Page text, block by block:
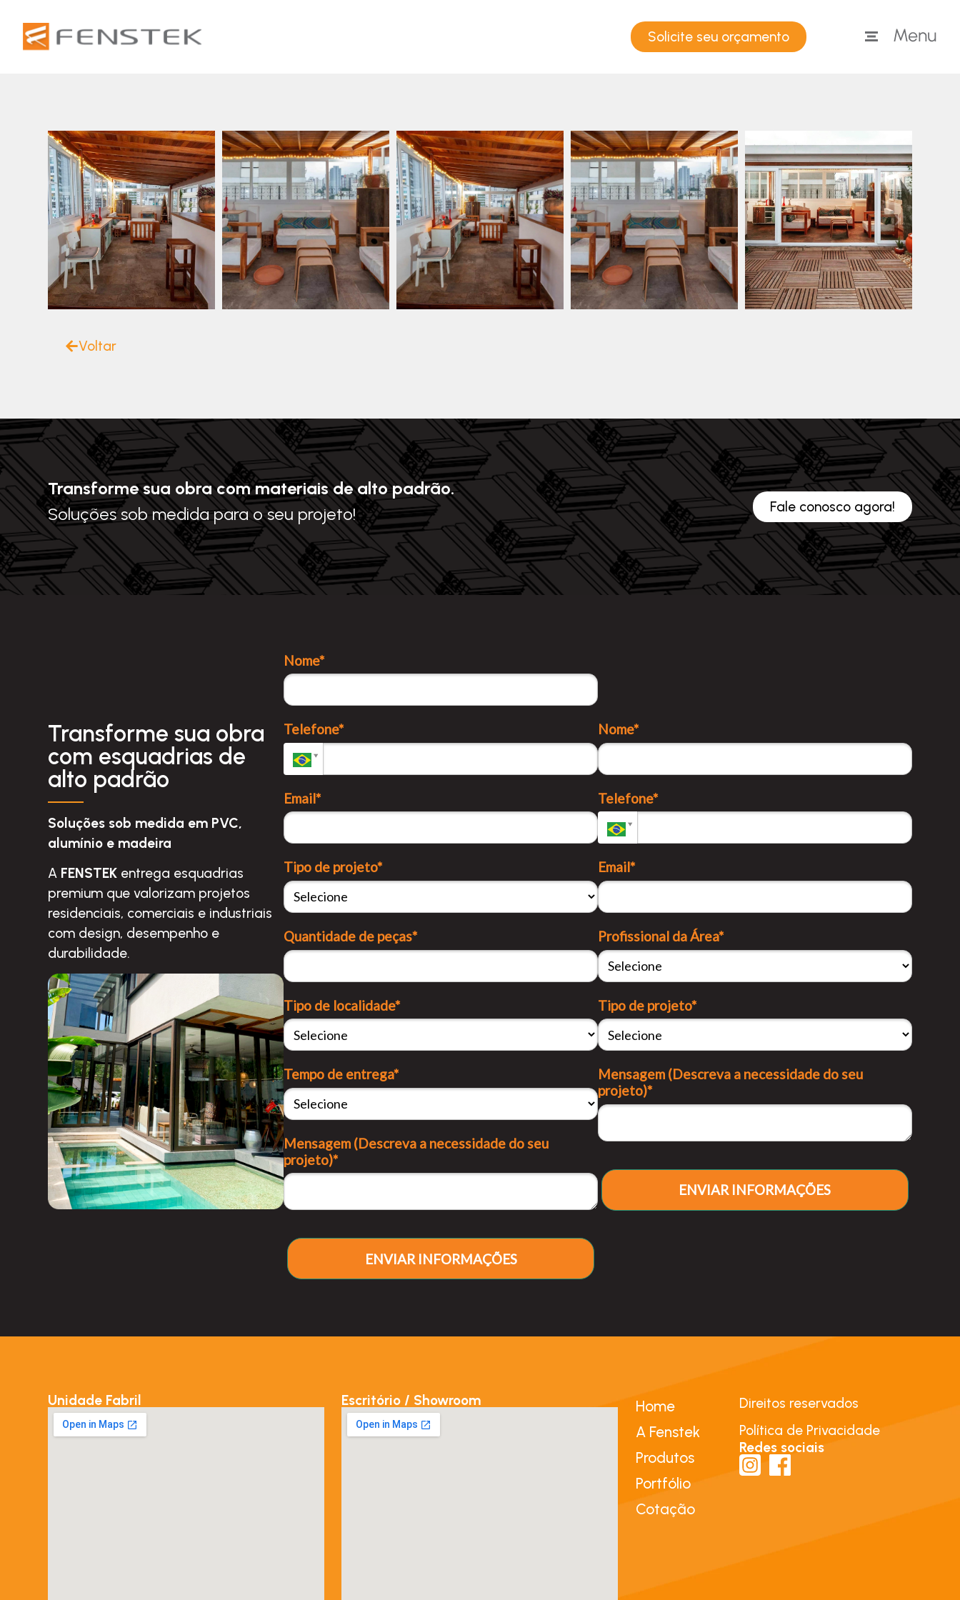
Solicite seu orçamento
Voltar
Transforme sua obra com materiais de alto padrão.
Soluções sob medida para o seu projeto!
Fale conosco agora!
Transforme sua obra
com esquadrias de
alto padrão
Soluções sob medida em PVC,
alumínio e madeira
A FENSTEK entrega esquadrias
premium que valorizam projetos
residenciais, comerciais e industriais
com design, desempenho e
durabilidade.
Nome*
Telefone*
Email*
Tipo de projeto*
Quantidade de peças*
Tipo de localidade*
Tempo de entrega*
Mensagem (Descreva a necessidade do seu
projeto)*
ENVIAR INFORMAÇÕES
Nome*
Telefone*
Email*
Profissional da Área*
Tipo de projeto*
Mensagem (Descreva a necessidade do seu
projeto)*
ENVIAR INFORMAÇÕES
Unidade Fabril Escritório / Showroom
Home
A Fenstek
Produtos
Portfólio
Cotação
Direitos reservados
Política de Privacidade
Redes sociais